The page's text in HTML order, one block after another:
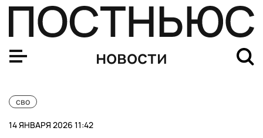
новости
сво
14 ЯНВАРЯ 2026 11:42
Силы ПВО сбили 33 БПЛА над регионами России за